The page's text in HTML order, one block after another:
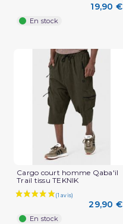
(2 avis)
19,90 €
En stock
Cargo court homme Qaba'il
Trail tissu TEKNIK
29,90 €
En stock